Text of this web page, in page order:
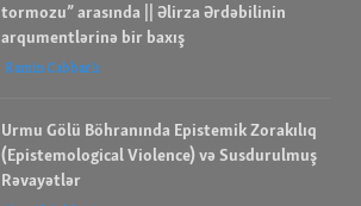
tormozu” arasında || Əlirza Ərdəbilinin
arqumentlərinə bir baxış
Ramin Cabbarlı
Urmu Gölü Böhranında Epistemik Zorakılıq
(Epistemological Violence) və Susdurulmuş
Rəvayətlər